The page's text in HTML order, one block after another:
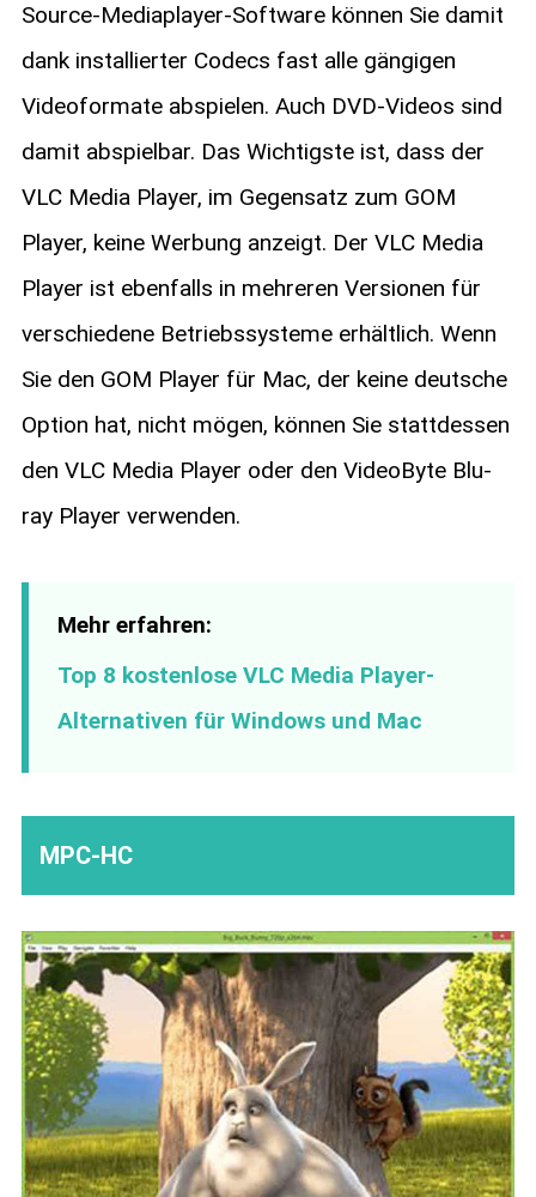
Source-Mediaplayer-Software können Sie damit
dank installierter Codecs fast alle gängigen
Videoformate abspielen. Auch DVD-Videos sind
damit abspielbar. Das Wichtigste ist, dass der
VLC Media Player, im Gegensatz zum GOM
Player, keine Werbung anzeigt. Der VLC Media
Player ist ebenfalls in mehreren Versionen für
verschiedene Betriebssysteme erhältlich. Wenn
Sie den GOM Player für Mac, der keine deutsche
Option hat, nicht mögen, können Sie stattdessen
den VLC Media Player oder den VideoByte Blu-
ray Player verwenden.
Mehr erfahren:
Top 8 kostenlose VLC Media Player-
Alternativen für Windows und Mac
MPC-HC